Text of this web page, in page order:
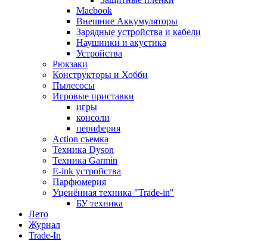
Macbook
Внешние Аккумуляторы
Зарядные устройства и кабели
Наушники и акустика
Устройства
Рюкзаки
Конструкторы и Хобби
Пылесосы
Игровые приставки
игры
консоли
периферия
Action съемка
Техника Dyson
Техника Garmin
E-ink устройства
Парфюмерия
Уценённая техника "Trade-in"
БУ техника
Лето
Журнал
Trade-In